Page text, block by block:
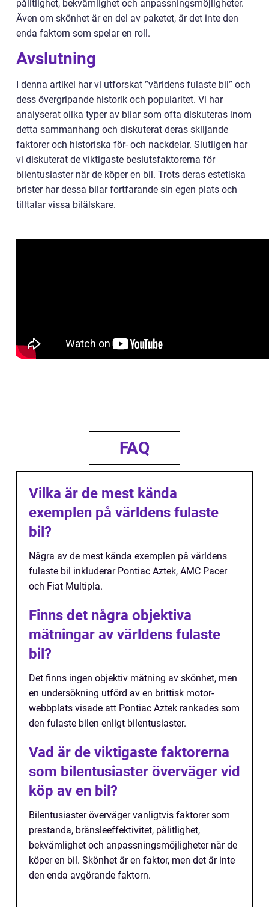
pålitlighet, bekvämlighet och anpassningsmöjligheter.
Även om skönhet är en del av paketet, är det inte den
enda faktorn som spelar en roll.
Avslutning
I denna artikel har vi utforskat ”världens fulaste bil” och
dess övergripande historik och popularitet. Vi har
analyserat olika typer av bilar som ofta diskuteras inom
detta sammanhang och diskuterat deras skiljande
faktorer och historiska för- och nackdelar. Slutligen har
vi diskuterat de viktigaste beslutsfaktorerna för
bilentusiaster när de köper en bil. Trots deras estetiska
brister har dessa bilar fortfarande sin egen plats och
tilltalar vissa bilälskare.
FAQ
Vilka är de mest kända
exemplen på världens fulaste
bil?
Några av de mest kända exemplen på världens
fulaste bil inkluderar Pontiac Aztek, AMC Pacer
och Fiat Multipla.
Finns det några objektiva
mätningar av världens fulaste
bil?
Det finns ingen objektiv mätning av skönhet, men
en undersökning utförd av en brittisk motor-
webbplats visade att Pontiac Aztek rankades som
den fulaste bilen enligt bilentusiaster.
Vad är de viktigaste faktorerna
som bilentusiaster överväger vid
köp av en bil?
Bilentusiaster överväger vanligtvis faktorer som
prestanda, bränsleeffektivitet, pålitlighet,
bekvämlighet och anpassningsmöjligheter när de
köper en bil. Skönhet är en faktor, men det är inte
den enda avgörande faktorn.